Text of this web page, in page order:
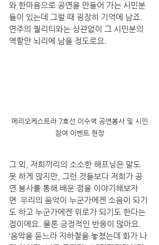
와 한마음으로 공연을 만들어 가는 시민분
들이 있는데 그럴 때 굉장히 기억에 남죠.
연주의 퀄리티와는 상관없이 그 시민분의
역할만 뇌리에 남을 정도로요.
메리오케스트라 7호선 이수역 공연봉사 및 시민
참여 이벤트 현장
그 외, 저희끼리의 소소한 해프닝은 말도
못 하게 많지만, 그런 것들보다 저희가 공
연 봉사를 통해 배운 점을 이야기해보자
면  우리의 음악이 누군가에겐 소음이 되기
도 하고 누군가에겐 위로가 되기도 한다는
점이에요. 물론 긍정적인 반응이 많아요.
‘음악을 듣느라 지하철을 놓쳤는데 화가 나